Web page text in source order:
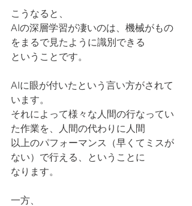
こうなると、
AIの深層学習が凄いのは、機械がもの
をまるで見たように識別できる
ということです。
AIに眼が付いたという言い方がされて
います。
それによって様々な人間の行なってい
た作業を、人間の代わりに人間
以上のパフォーマンス（早くてミスが
ない）で行える、ということに
なります。
一方、